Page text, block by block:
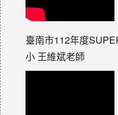
臺南市112年度
小 王維斌老師